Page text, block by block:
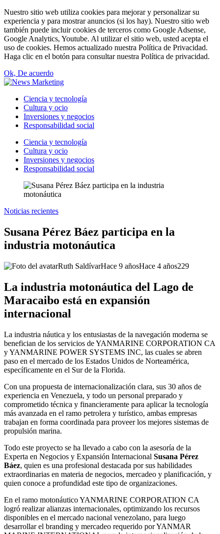
Nuestro sitio web utiliza cookies para mejorar y personalizar su
experiencia y para mostrar anuncios (si los hay). Nuestro sitio web
también puede incluir cookies de terceros como Google Adsense,
Google Analytics, Youtube. Al utilizar el sitio web, usted acepta el
uso de cookies. Hemos actualizado nuestra Política de Privacidad.
Haga clic en el botón para consultar nuestra Política de privacidad.
Ok, De acuerdo
Ciencia y tecnología
Cultura y ocio
Inversiones y negocios
Responsabilidad social
Ciencia y tecnología
Cultura y ocio
Inversiones y negocios
Responsabilidad social
Noticias recientes
Susana Pérez Báez participa en la
industria motonáutica
Ruth SaldívarHace 9 añosHace 4 años229
La industria motonáutica del Lago de
Maracaibo está en expansión
internacional
La industria náutica y los entusiastas de la navegación moderna se
benefician de los servicios de YANMARINE CORPORATION CA
y YANMARINE POWER SYSTEMS INC, las cuales se abren
paso en el mercado de los Estados Unidos de Norteamérica,
específicamente en el Sur de la Florida.
Con una propuesta de internacionalización clara, sus 30 años de
experiencia en Venezuela, y todo un personal preparado y
comprometido técnica y financieramente para aplicar la tecnología
más avanzada en el ramo petrolera y turístico, ambas empresas
trabajan en forma coordinada para proveer los mejores sistemas de
propulsión marina.
Todo este proyecto se ha llevado a cabo con la asesoría de la
Experta en Negocios y Expansión Internacional Susana Pérez
Báez, quien es una profesional destacada por sus habilidades
extraordinarias en materia de negocios, mercadeo y planificación, y
quien conoce a profundidad este tipo de organizaciones.
En el ramo motonáutico YANMARINE CORPORATION CA
logró realizar alianzas internacionales, optimizando los recursos
disponibles en el mercado nacional venezolano, para luego
desarrollar el branding y mercadeo requerido por YANMAR